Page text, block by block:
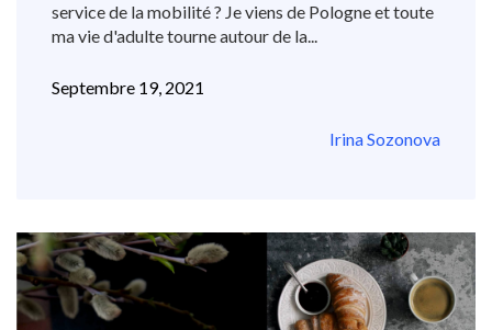
service de la mobilité ? Je viens de Pologne et toute
ma vie d'adulte tourne autour de la...
Septembre 19, 2021
Irina Sozonova